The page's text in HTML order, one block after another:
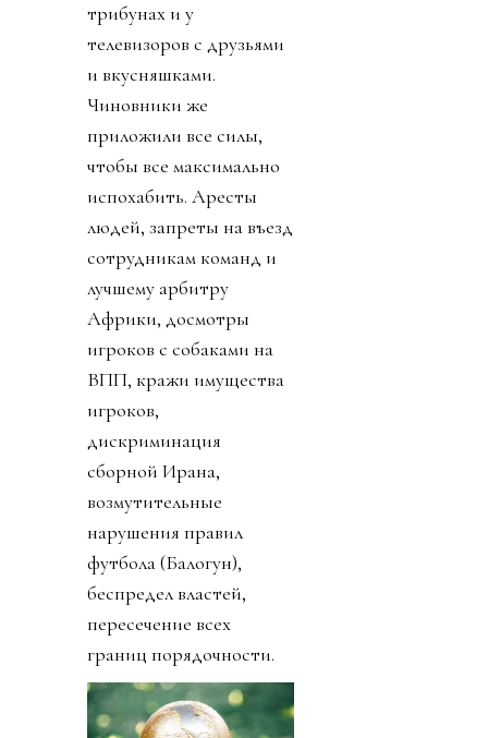
трибунах и у
телевизоров с друзьями
и вкусняшками.
Чиновники же
приложили все силы,
чтобы все максимально
испохабить. Аресты
людей, запреты на въезд
сотрудникам команд и
лучшему арбитру
Африки, досмотры
игроков с собаками на
ВПП, кражи имущества
игроков,
дискриминация
сборной Ирана,
возмутительные
нарушения правил
футбола (Балогун),
беспредел властей,
пересечение всех
границ порядочности.